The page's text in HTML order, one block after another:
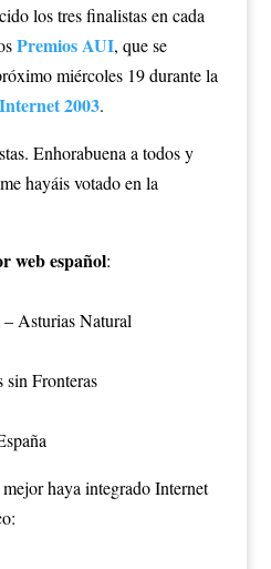
los tres finalistas en cada
Premios AUI, que se
miércoles 19 durante la
2003.
Enhorabuena a todos y
hayáis votado en la
web español:
Asturias Natural
Fronteras
haya integrado Internet